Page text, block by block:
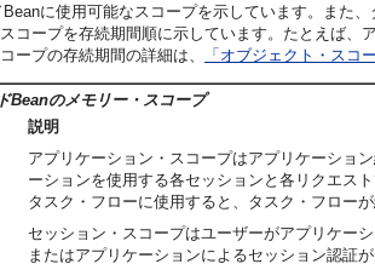
に使用可能なスコープを示しています。また
コープを存続期間順に示しています。たとえば
ープの存続期間の詳細は、
「オブジェクト・スコ
Beanのメモリー・スコープ
説明
アプリケーション・スコープはアプリケーショ
ーションを使用する各セッションと各リクエス
タスク・フローに使用すると、タスク・フロー
セッション・スコープはユーザーがアプリケー
またはアプリケーションによるセッション認証